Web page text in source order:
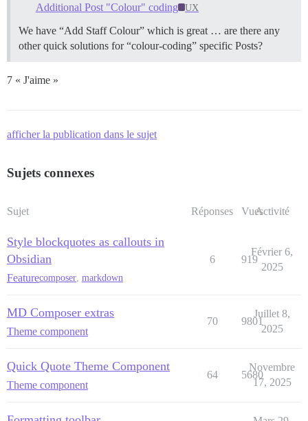
Additional Post "Colour" coding UX
We have “Add Staff Colour” which is great … are there any
other quick solutions for “colour-coding” specific Posts?
7 « J'aime »
afficher la publication dans le sujet
Sujets connexes
Sujet Réponses VuesActivité
Style blockquotes as callouts in
Obsidian
Featurecomposer, markdown
6 919
Février 6,
2025
MD Composer extras
Theme component
70 9801
Juillet 8,
2025
Quick Quote Theme Component
Theme component
64 5680
Novembre
17, 2025